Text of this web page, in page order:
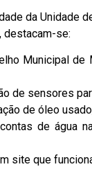
da Unidade
destacam-se:
Municipal
de sensores
de óleo
de água
site que